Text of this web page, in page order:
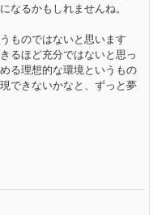
なるかもしれませんね。
ものではないと思います
るほど充分ではないと思っ
る理想的な環境というもの
できないかなと、ずっと夢